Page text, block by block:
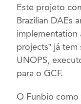
Este projeto
Brazilian DAEs
implementation
projects” já
UNOPS,
para o GCF.
O Funbio